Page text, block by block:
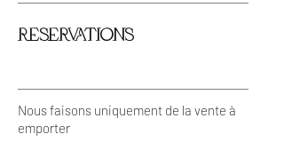
RESERVATIONS
Nous faisons uniquement de la vente à
emporter